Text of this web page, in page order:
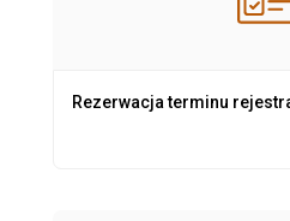
Rezerwacja terminu